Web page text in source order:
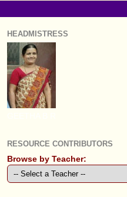
HEADMISTRESS
RESOURCE CONTRIBUTORS
Browse by Teacher: